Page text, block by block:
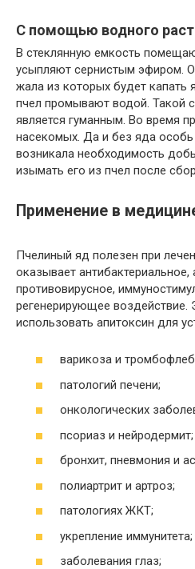
С помощью водного
В стеклянную емкость
усыпляют сернистым эфиром.
жала из которых будет капать
пчел промывают водой. Такой
является гуманным. Во время
насекомых. Да и без яда
возникала необходимость
изымать его из пчел после
Применение в
Пчелиный яд полезен при
оказывает антибактериальное,
противовирусное,
регенерирующее воздействие.
использовать апитоксин для
варикоза и
патологий печени;
онкологических
псориаз и нейродермит;
бронхит, пневмония и
полиартрит и артроз;
патологиях ЖКТ;
укрепление иммунитета;
заболевания глаз;